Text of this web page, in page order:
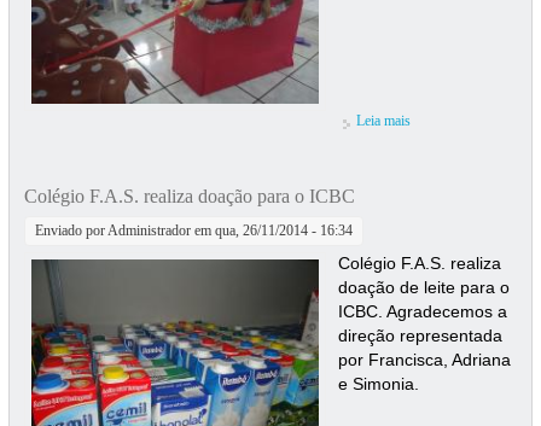
Leia mais
Colégio F.A.S. realiza doação para o ICBC
Enviado porAdministrador em qua, 26/11/2014 - 16:34
Colégio F.A.S. realiza
doação de leite para o
ICBC. Agradecemos a
direção representada
por Francisca, Adriana
e Simonia.